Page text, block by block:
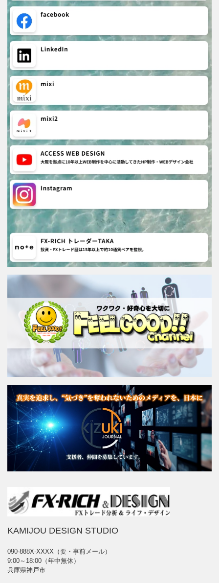
KAMIJOU DESIGN STUDIO
090-888X-XXXX（要・事前メール）
9:00～18:00（年中無休）
兵庫県神戸市